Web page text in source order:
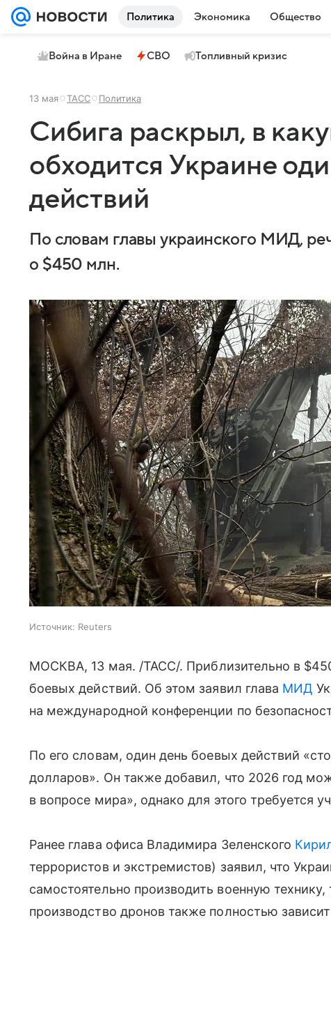
Политика Экономика Общество
Война в Иране СВО Топливный кризис
13 мая ТАСС Политика
Сибига раскрыл, в
обходится Украине
действий
По словам главы украинского МИД,
о $450 млн.
Источник: Reuters
МОСКВА, 13 мая. /ТАСС/. Приблизительно в
боевых действий. Об этом заявил глава МИД
на международной конференции по
По его словам, один день боевых действий
долларов». Он также добавил, что 2026 год
в вопросе мира», однако для этого требуется
Ранее глава офиса Владимира Зеленского
террористов и экстремистов) заявил, что
самостоятельно производить военную
производство дронов также полностью